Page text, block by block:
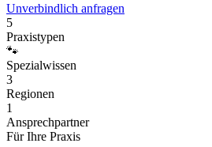
Unverbindlich anfragen
5
Praxistypen
🐾
Spezialwissen
3
Regionen
1
Ansprechpartner
Für Ihre Praxis